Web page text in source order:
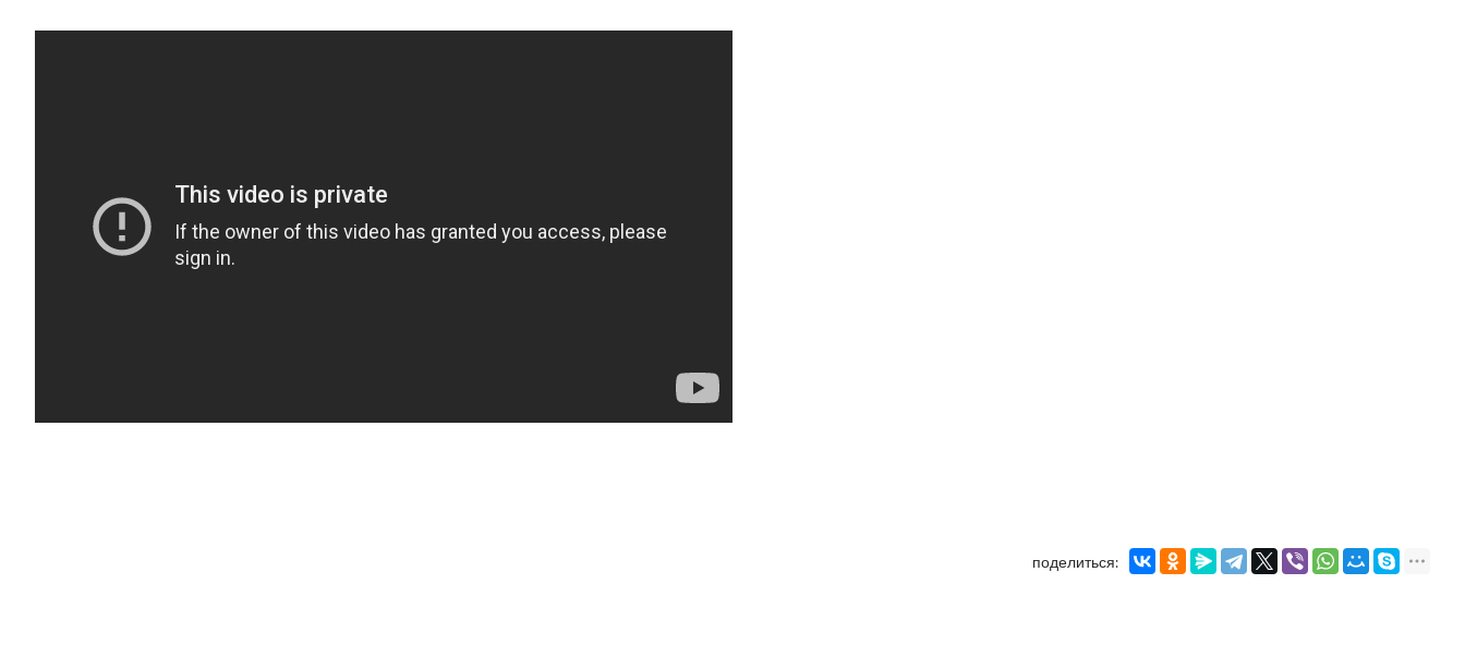
поделиться: